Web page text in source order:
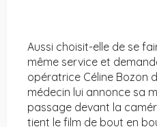
Aussi choisit-elle de se
même service et
opératrice Céline Bozon
médecin lui annonce sa
passage devant la
tient le film de bout en